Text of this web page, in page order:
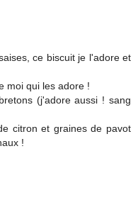
ce biscuit je l'adore et
moi qui les adore !
(j'adore aussi ! sang
citron et graines de pavot
!